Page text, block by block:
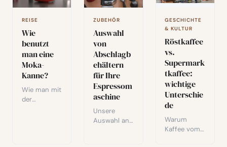
direkt
beeinflussen.
außergewöh
Kaffee zu
genießen
und
gleichzeitig
die Umwelt
zu schonen.
Wirksamkeit,
und Preis-
Verhältnis
zur
Frischhaltun
g von Kaffee
und
Lebensmittel
n.
REISE
Wie
benutzt
man eine
Moka-
Kanne?
Wie man mit
der
ZUBEHÖR
Auswahl
von
Abschlagb
ehältern
für Ihre
Espressom
aschine
Unsere
Auswahl an
GESCHICHTE
& KULTUR
Röstkaffee
vs.
Supermark
tkaffee:
wichtige
Unterschie
de
Warum
Kaffee vom